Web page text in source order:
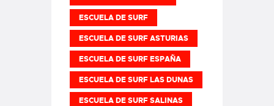
ESCUELA DE SURF
ESCUELA DE SURF ASTURIAS
ESCUELA DE SURF ESPAÑA
ESCUELA DE SURF LAS DUNAS
ESCUELA DE SURF SALINAS